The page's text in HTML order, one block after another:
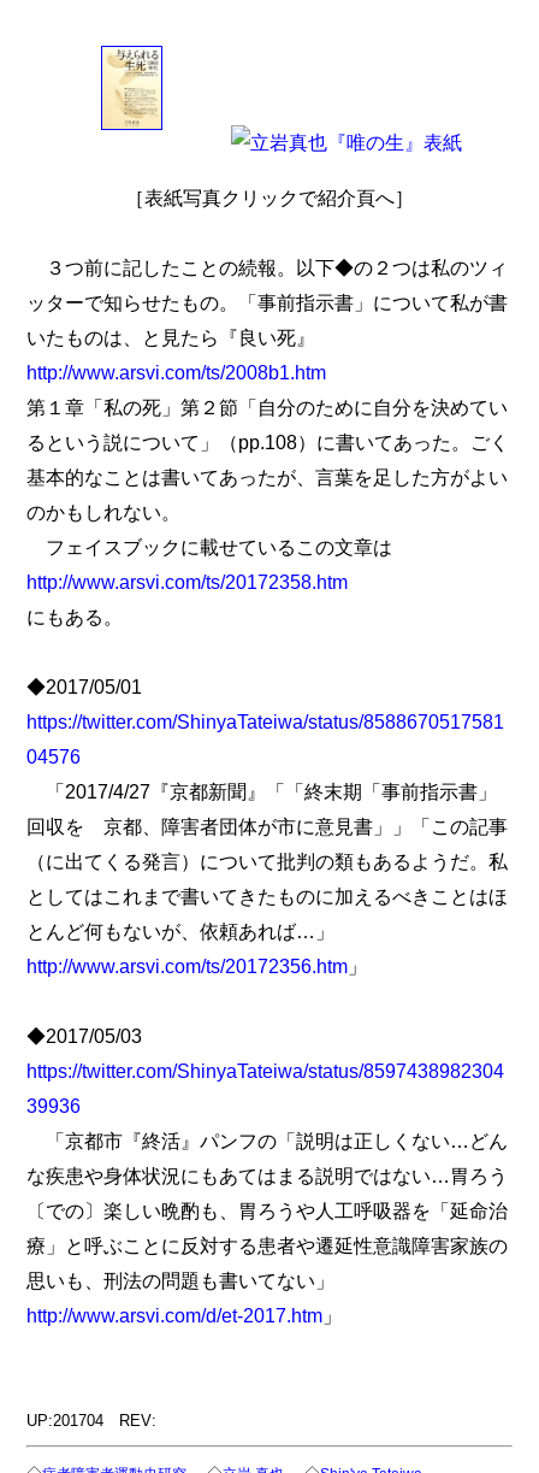
［表紙写真クリックで紹介頁へ］
３つ前に記したことの続報。以下◆の２つは私のツィ
ッターで知らせたもの。「事前指示書」について私が書
いたものは、と見たら『良い死』
http://www.arsvi.com/ts/2008b1.htm
第１章「私の死」第２節「自分のために自分を決めてい
るという説について」（pp.108）に書いてあった。ごく
基本的なことは書いてあったが、言葉を足した方がよい
のかもしれない。
フェイスブックに載せているこの文章は
http://www.arsvi.com/ts/20172358.htm
にもある。
◆2017/05/01
https://twitter.com/ShinyaTateiwa/status/8588670517581
04576
「2017/4/27『京都新聞』「「終末期「事前指示書」
回収を 京都、障害者団体が市に意見書」」「この記事
（に出てくる発言）について批判の類もあるようだ。私
としてはこれまで書いてきたものに加えるべきことはほ
とんど何もないが、依頼あれば…」
http://www.arsvi.com/ts/20172356.htm 」
◆2017/05/03
https://twitter.com/ShinyaTateiwa/status/8597438982304
39936
「京都市『終活』パンフの「説明は正しくない…どん
な疾患や身体状況にもあてはまる説明ではない…胃ろう
〔での〕楽しい晩酌も、胃ろうや人工呼吸器を「延命治
療」と呼ぶことに反対する患者や遷延性意識障害家族の
思いも、刑法の問題も書いてない」
http://www.arsvi.com/d/et-2017.htm 」
UP:201704 REV: